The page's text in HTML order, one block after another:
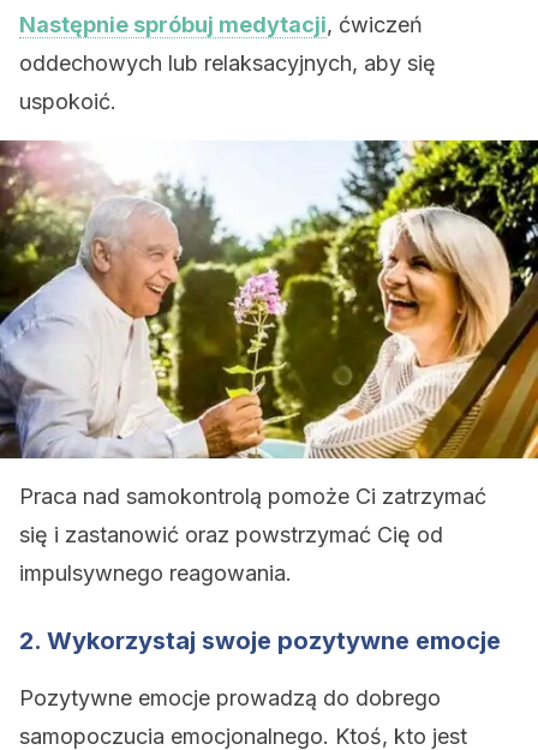
Następnie spróbuj medytacji, ćwiczeń
oddechowych lub relaksacyjnych, aby się
uspokoić.
Praca nad samokontrolą pomoże Ci zatrzymać
się i zastanowić oraz powstrzymać Cię od
impulsywnego reagowania.
2. Wykorzystaj swoje pozytywne emocje
Pozytywne emocje prowadzą do dobrego
samopoczucia emocjonalnego. Ktoś, kto jest